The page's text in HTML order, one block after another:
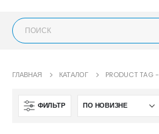
ГЛАВНАЯ КАТАЛОГ PRODUCT TAG -
ФИЛЬТР